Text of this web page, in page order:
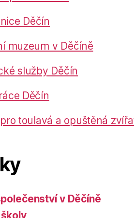
Děčín
muzeum v Děčíně
služby Děčín
Děčín
toulavá a opuštěná
v Děčíně